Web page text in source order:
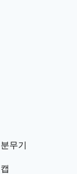
분무기
캡